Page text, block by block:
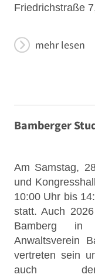
Friedrichstraße
mehr lesen
Bamberger
Am Samstag,
und
10:00 Uhr bis
statt. Auch
Bamberg in
Anwaltsverein
vertreten sein
auch